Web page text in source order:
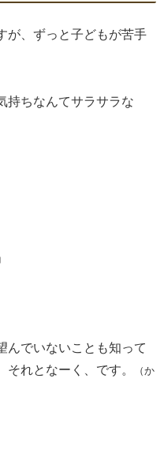
が、ずっと子どもが苦手
持ちなんてサラサラな
んでいないことも知って
れとなーく、です。
（か